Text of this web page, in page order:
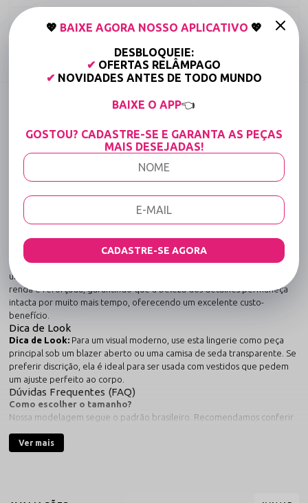
Compartilhe:
Calcinha Fio Dental em Renda Animal Print e
Tule - Sensata - Pink Neon
Sofisticação artesanal aliada à tecnologia têxtil de ponta.
Pink Neoné uma peça desenvolvida para unir a sofisticação da moda
íntima com o conforto essencial do dia a dia. Com um design pensado
para valorizar as curvas naturais, este item se destaca pela qualidade de
sua renda e pelo ajuste impecável no corpo.
Qualidade e Durabilidade Sensualle
O uso de fibras inteligentes e elastano premium confere a esta peça
uma resistência superior ao pilling e ao desbotamento. A trama da
renda é reforçada, garantindo que a beleza dos detalhes permaneça
intacta por muito mais tempo, oferecendo um excelente custo-
benefício.
Dica de Look
Dica de Look: Para um visual moderno, use esta lingerie como peça
principal sob um blazer aberto ou uma camisa de seda transparente. Se
preferir discrição, ela é ideal para ser usada com vestidos que pedem
um ajuste perfeito ao corpo.
Dúvidas Frequentes (FAQ)
Como escolher o tamanho?
Nossa modelagem segue o padrão brasileiro. Recomendamos conferir
adaptação.
Ver mais
💖 BAIXE AGORA NOSSO APLICATIVO 💖
DESBLOQUEIE:
✔ OFERTAS RELÂMPAGO
✔ NOVIDADES ANTES DE TODO MUNDO
BAIXE O APP👈
GOSTOU? CADASTRE-SE E GARANTA AS PEÇAS
MAIS DESEJADAS!
CADASTRE-SE AGORA